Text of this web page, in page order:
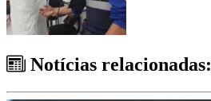
Notícias relacionadas: